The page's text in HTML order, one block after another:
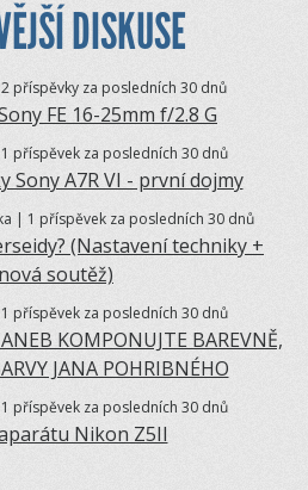
DISKUSE
příspěvky za posledních 30 dnů
FE 16-25mm f/2.8 G
příspěvek za posledních 30 dnů
Sony A7R VI - první dojmy
| 1 příspěvek za posledních 30 dnů
(Nastavení techniky +
soutěž)
příspěvek za posledních 30 dnů
KOMPONUJTE BAREVNĚ,
JANA POHRIBNÉHO
příspěvek za posledních 30 dnů
Nikon Z5II